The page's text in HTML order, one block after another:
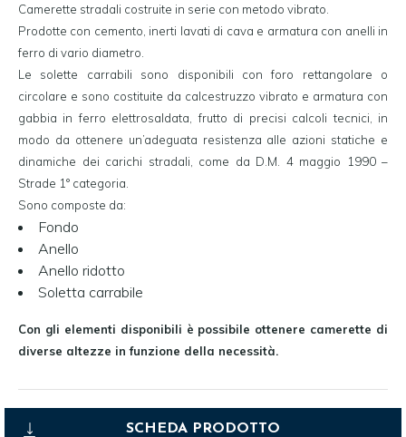
Camerette stradali costruite in serie con metodo vibrato.
Prodotte con cemento, inerti lavati di cava e armatura con anelli in
ferro di vario diametro.
Le solette carrabili sono disponibili con foro rettangolare o
circolare e sono costituite da calcestruzzo vibrato e armatura con
gabbia in ferro elettrosaldata, frutto di precisi calcoli tecnici, in
modo da ottenere un’adeguata resistenza alle azioni statiche e
dinamiche dei carichi stradali, come da D.M. 4 maggio 1990–
Strade 1° categoria.
Sono composte da:
Fondo
Anello
Anello ridotto
Soletta carrabile
Con gli elementi disponibili è possibile ottenere camerette di
diverse altezze in funzione della necessità.
SCHEDA PRODOTTO